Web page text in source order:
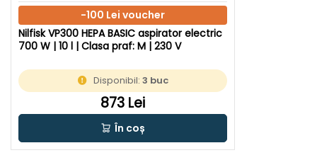
-100 Lei voucher
Nilfisk VP300 HEPA BASIC aspirator electric
700 W | 10 l | Clasa praf: M | 230 V
Disponibil:3 buc
873 Lei
În coș